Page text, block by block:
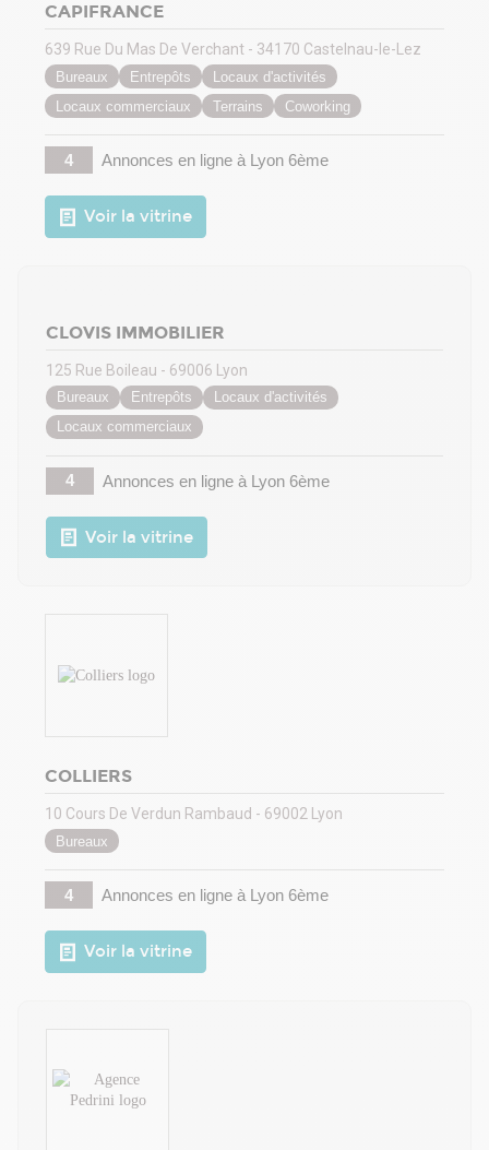
CAPIFRANCE
639 Rue Du Mas De Verchant - 34170 Castelnau-le-Lez
Bureaux Entrepôts
Locaux d'activités
Locaux commerciaux
Terrains Coworking
4 Annonces en ligneà Lyon 6ème
Voir la vitrine
CLOVIS IMMOBILIER
125 Rue Boileau - 69006 Lyon
Bureaux Entrepôts
Locaux d'activités
Locaux commerciaux
4 Annonces en ligneà Lyon 6ème
Voir la vitrine
COLLIERS
10 Cours De Verdun Rambaud - 69002 Lyon
Bureaux
4 Annonces en ligneà Lyon 6ème
Voir la vitrine